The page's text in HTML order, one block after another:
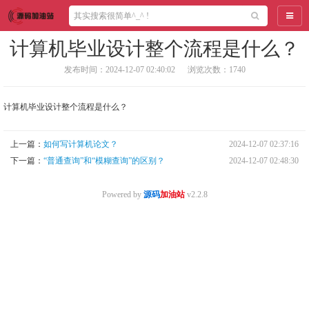
导航
计算机毕业设计整个流程是什么？
发布时间：2024-12-07 02:40:02 浏览次数：1740
计算机毕业设计整个流程是什么？
上一篇： 如何写计算机论文？
2024-12-07 02:37:16
下一篇： “普通查询”和“模糊查询”的区别？ 2024-12-07 02:48:30
Powered by 源码加油站v2.2.8